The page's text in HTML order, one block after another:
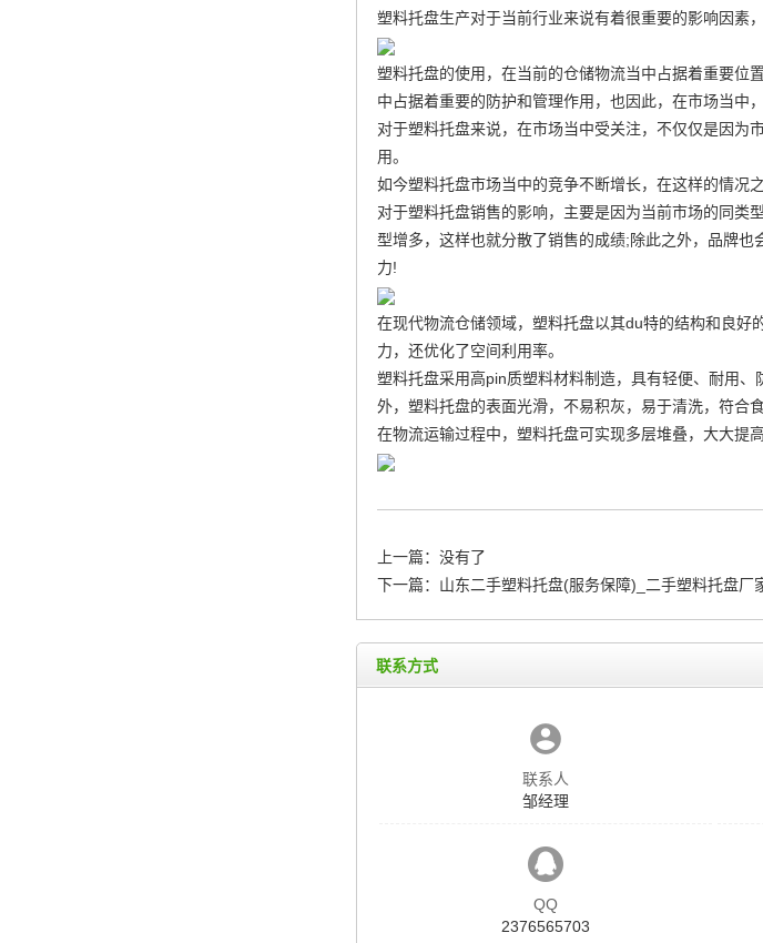
塑料托盘生产对于当前行业来说有着很重要的影响因素
塑料托盘的使用，在当前的仓储物流当中占据着重要位
中占据着重要的防护和管理作用，也因此，在市场当中
对于塑料托盘来说，在市场当中受关注，不仅仅是因为
用。
如今塑料托盘市场当中的竞争不断增长，在这样的情况
对于塑料托盘销售的影响，主要是因为当前市场的同类
型增多，这样也就分散了销售的成绩;除此之外，品牌
力!
在现代物流仓储领域，塑料托盘以其du特的结构和良
力，还优化了空间利用率。
塑料托盘采用高pin质塑料材料制造，具有轻便、耐用
外，塑料托盘的表面光滑，不易积灰，易于清洗，符合
在物流运输过程中，塑料托盘可实现多层堆叠，大大提
上一篇：没有了
下一篇： 山东二手塑料托盘(服务保障)_二手塑料托盘厂
联系方式
联系人
邹经理
QQ
2376565703